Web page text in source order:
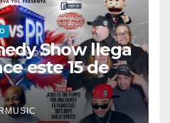
Show llega
este 15 de